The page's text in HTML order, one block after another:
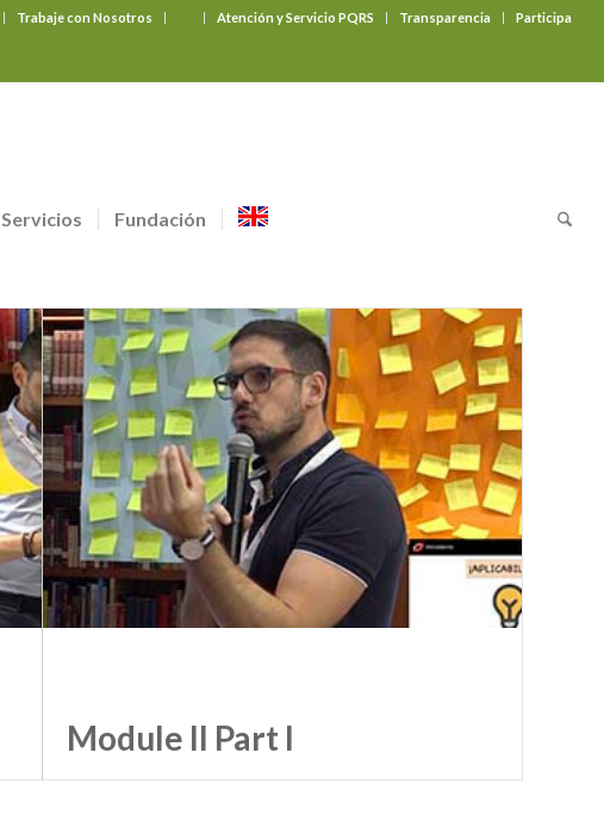
Trabaje con Nosotros Atención y Servicio PQRS Transparencia Participa
Servicios Fundación
Module II Part I